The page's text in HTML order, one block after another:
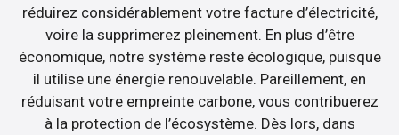
réduirez considérablement votre facture d’électricité,
voire la supprimerez pleinement. En plus d’être
économique, notre système reste écologique, puisque
il utilise une énergie renouvelable. Pareillement, en
réduisant votre empreinte carbone, vous contribuerez
à la protection de l’écosystème. Dès lors, dans